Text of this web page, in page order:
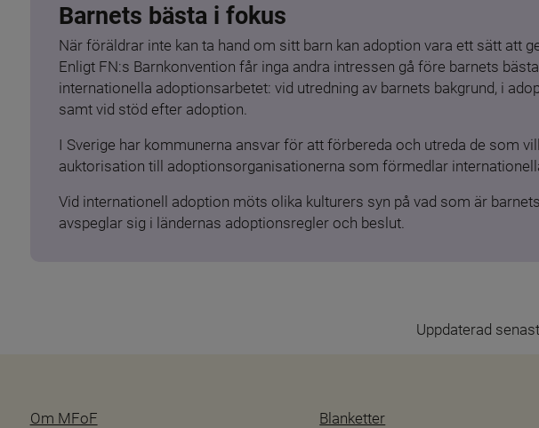
Barnets bästa i fokus
När föräldrar inte kan ta hand om sitt barn kan adoption vara ett sätt att
Enligt FN:s Barnkonvention får inga andra intressen gå före barnets
internationella adoptionsarbetet: vid utredning av barnets bakgrund, i
samt vid stöd efter adoption.
I Sverige har kommunerna ansvar för att förbereda och utreda de som
auktorisation till adoptionsorganisationerna som förmedlar
Vid internationell adoption möts olika kulturers syn på vad som är
avspeglar sig i ländernas adoptionsregler och beslut.
Uppdaterad senast
Om MFoF Blanketter